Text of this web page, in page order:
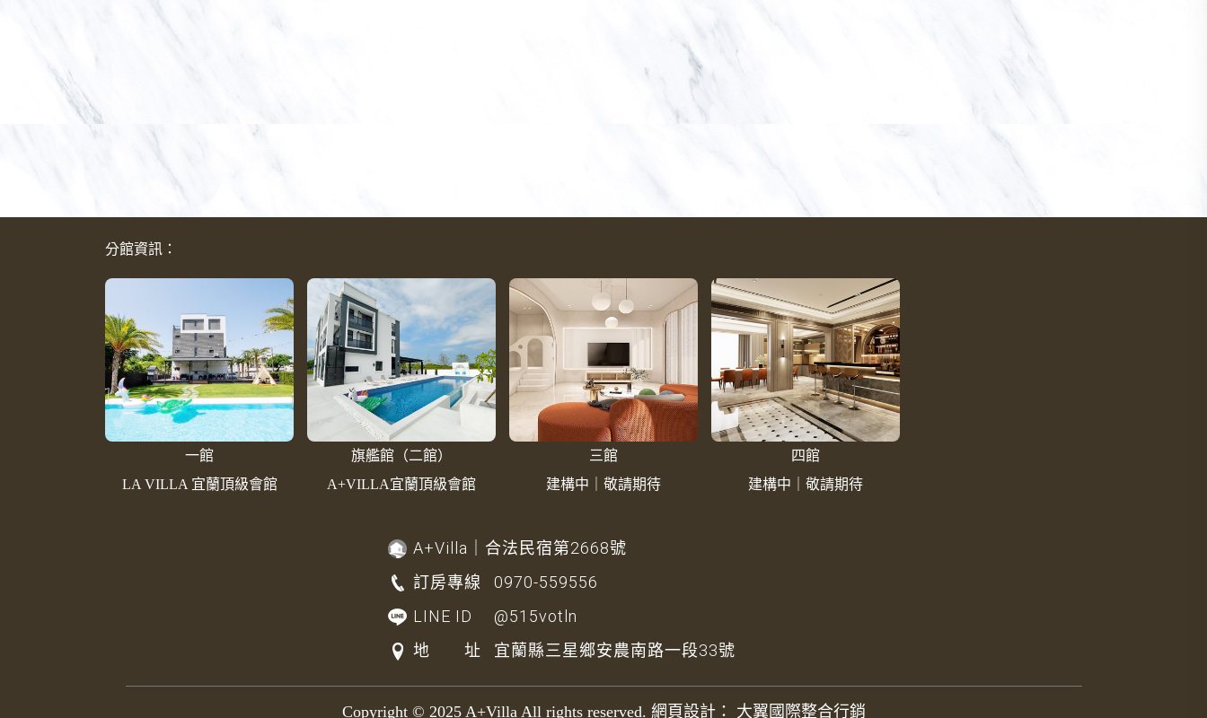
分館資訊：
一館
LA VILLA 宜蘭頂級會館
旗艦館（二館）
A+VILLA宜蘭頂級會館
三館
建構中｜敬請期待
四館
建構中｜敬請期待
A+Villa ｜合法民宿第2668號
訂房專線
0970-559556
LINE ID
@515votln
地 址
宜蘭縣三星鄉安農南路一段33號
Copyright © 2025 A+VillaAll rights reserved. 網頁設計： 大翼國際整合行銷